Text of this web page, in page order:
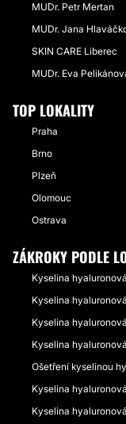
MUDr. Petr Mertan
MUDr. Jana
SKIN CARE Liberec
MUDr. Eva
TOP LOKALITY
Praha
Brno
Plzeň
Olomouc
Ostrava
ZÁKROKY PODLE
Kyselina
Kyselina
Kyselina
Kyselina
Ošetření kyselinou
Kyselina
Kyselina